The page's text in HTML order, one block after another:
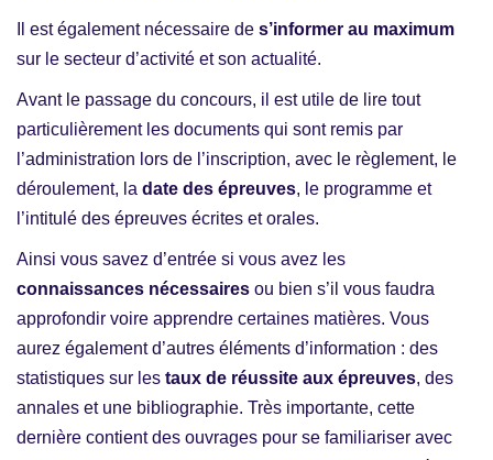
Il est également nécessaire de s’informer au maximum
sur le secteur d’activité et son actualité.
Avant le passage du concours, il est utile de lire tout
particulièrement les documents qui sont remis par
l’administration lors de l’inscription, avec le règlement, le
déroulement, la date des épreuves, le programme et
l’intitulé des épreuves écrites et orales.
Ainsi vous savez d’entrée si vous avez les
connaissances nécessaires ou bien s’il vous faudra
approfondir voire apprendre certaines matières. Vous
aurez également d’autres éléments d’information : des
statistiques sur les taux de réussite aux épreuves, des
annales et une bibliographie. Très importante, cette
dernière contient des ouvrages pour se familiariser avec